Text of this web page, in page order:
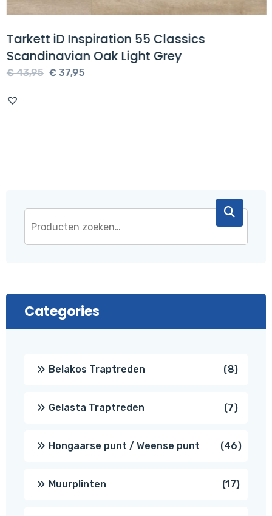
Tarkett iD Inspiration 55 Classics
Scandinavian Oak Light Grey
€43,95 Oorspronkelijke
€37,95Huidige
Categories
Belakos Traptreden 88
Gelasta Traptreden 77
Hongaarse punt / Weense punt 4646
Muurplinten 1717